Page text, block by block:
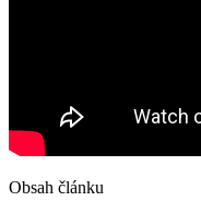
Obsah článku